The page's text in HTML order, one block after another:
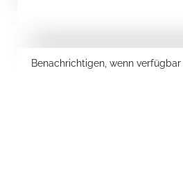
Benachrichtigen, wenn verfügbar